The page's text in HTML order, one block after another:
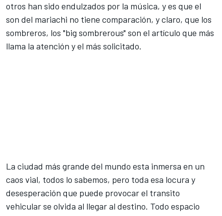
otros han sido endulzados por la música, y es que el
son del mariachi no tiene comparación, y claro, que los
sombreros, los "big sombrerous" son el artículo que más
llama la atención y el más solicitado.
La ciudad más grande del mundo esta inmersa en un
caos vial, todos lo sabemos, pero toda esa locura y
desesperación que puede provocar el transito
vehicular se olvida al llegar al destino. Todo espacio